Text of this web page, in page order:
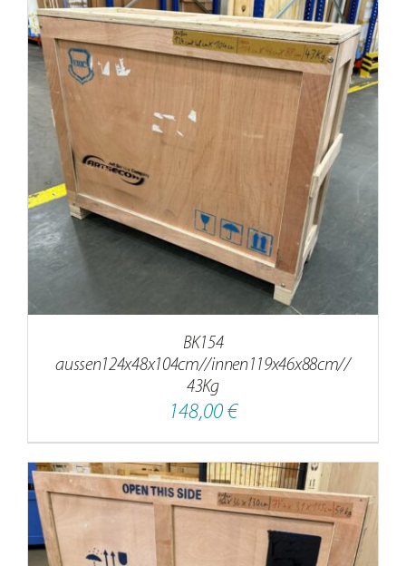
BK154
aussen124x48x104cm//innen119x46x88cm//
43Kg
148,00€